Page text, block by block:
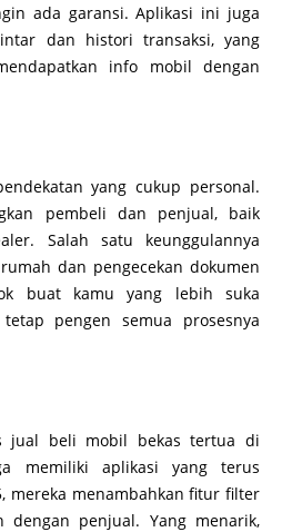
ada garansi. Aplikasi ini juga
dan histori transaksi, yang
info mobil dengan
yang cukup personal.
pembeli dan penjual, baik
Salah satu keunggulannya
dan pengecekan dokumen
buat kamu yang lebih suka
pengen semua prosesnya
jual beli mobil bekas tertua di
memiliki aplikasi yang terus
mereka menambahkan fitur filter
penjual. Yang menarik,